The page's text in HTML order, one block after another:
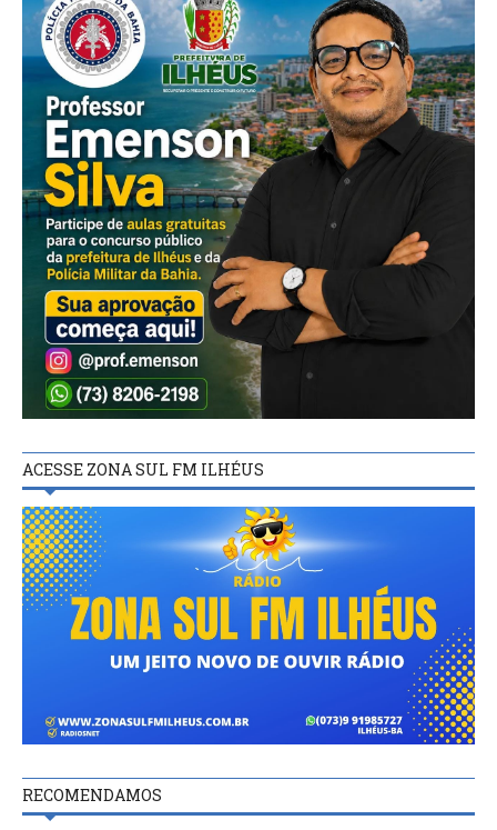
ACESSE ZONA SUL FM ILHÉUS
RECOMENDAMOS